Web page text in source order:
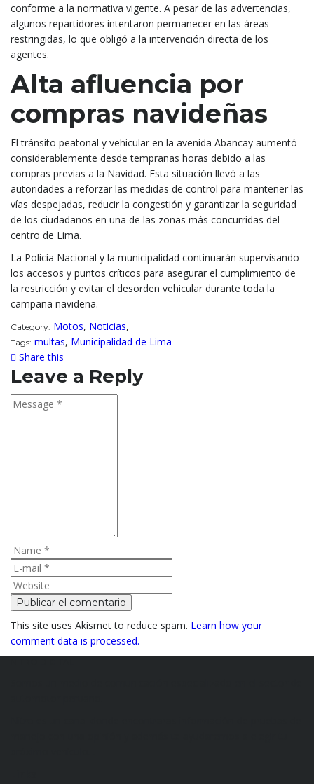
conforme a la normativa vigente. A pesar de las advertencias,
algunos repartidores intentaron permanecer en las áreas
restringidas, lo que obligó a la intervención directa de los
agentes.
Alta afluencia por
compras navideñas
El tránsito peatonal y vehicular en la avenida Abancay aumentó
considerablemente desde tempranas horas debido a las
compras previas a la Navidad. Esta situación llevó a las
autoridades a reforzar las medidas de control para mantener las
vías despejadas, reducir la congestión y garantizar la seguridad
de los ciudadanos en una de las zonas más concurridas del
centro de Lima.
La Policía Nacional y la municipalidad continuarán supervisando
los accesos y puntos críticos para asegurar el cumplimiento de
la restricción y evitar el desorden vehicular durante toda la
campaña navideña.
Category: Motos, Noticias,
Tags: multas, Municipalidad de Lima
Share this
Leave a Reply
This site uses Akismet to reduce spam. Learn how your
comment data is processed.